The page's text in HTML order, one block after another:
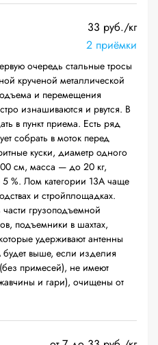
33 руб./кг
2 приёмки
очередь стальные тросы
крученой металлической
и перемещения
изнашиваются и рвутся. В
в пункт приема. Есть ряд
собрать в моток перед
куски, диаметр одного
см, масса — до 20 кг,
%. Лом категории 13А чаще
и стройплощадках.
грузоподъемной
подъемники в шахтах,
удерживают антенны
выше, если изделия
примесей), не имеют
и гари), очищены от